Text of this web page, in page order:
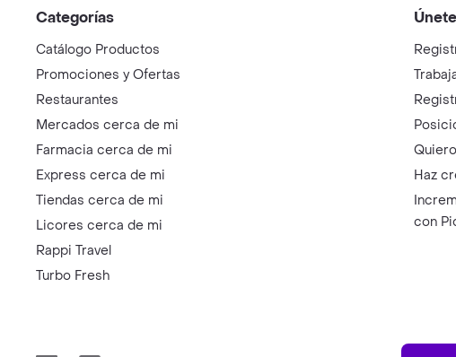
Categorías
Catálogo Productos
Promociones y Ofertas
Restaurantes
Mercados cerca de mi
Farmacia cerca de mi
Express cerca de mi
Tiendas cerca de mi
Licores cerca de mi
Rappi Travel
Turbo Fresh
Haz
con